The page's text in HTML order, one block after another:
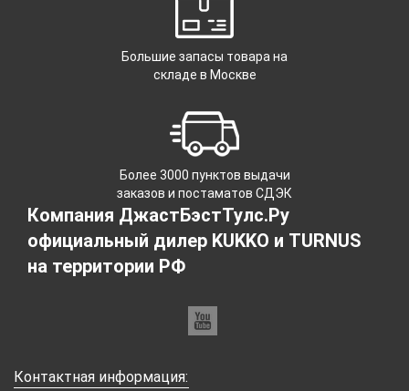
Большие запасы товара на
складе в Москве
Более 3000 пунктов выдачи
заказов и постаматов СДЭК
Компания ДжастБэстТулс.Ру
официальный дилер KUKKO и TURNUS
на территории РФ
Контактная информация: